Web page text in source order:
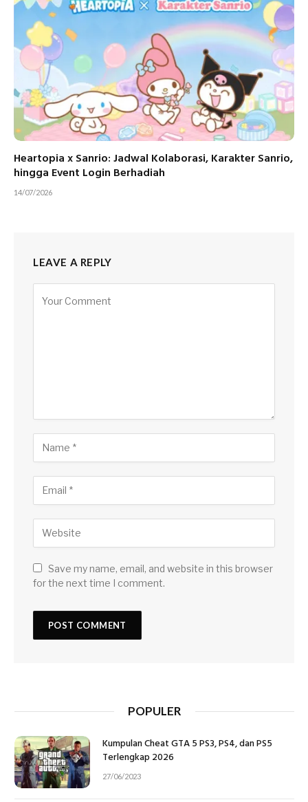
Heartopia x Sanrio: Jadwal Kolaborasi, Karakter Sanrio,
hingga Event Login Berhadiah
14/07/2026
LEAVE A REPLY
Save my name, email, and website in this browser
for the next time I comment.
POPULER
Kumpulan Cheat GTA 5 PS3, PS4, dan PS5
Terlengkap 2026
27/06/2023